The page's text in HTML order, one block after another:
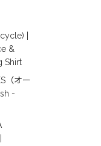
|
&
Shirt
（オー
-